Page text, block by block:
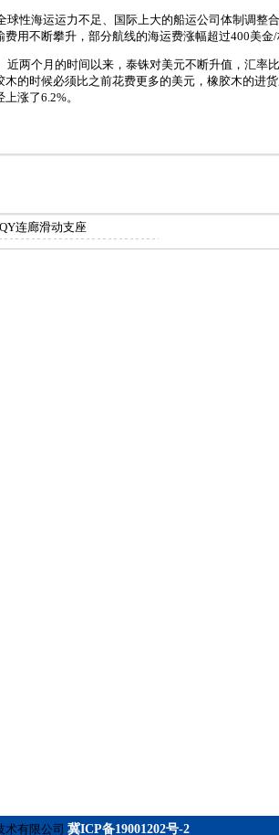
性海运运力不足、国际上大的船运公司体制调整
用不断攀升，部分航线的海运费涨幅超过400美金/
两个月的时间以来，泰铢对美元不断升值，汇率
的时候必须比之前花费更多的美元，橡胶木的进
涨了6.2%。
连廊滑动支座
术有限公司 冀ICP备19001202号-2